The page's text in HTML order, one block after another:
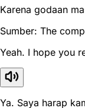
Karena godaan
Sumber: The
Yeah. I hope you
Ya. Saya harap